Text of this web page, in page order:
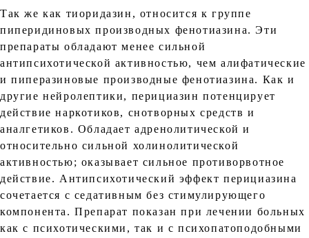
Так же как тиоридазин, относится к группе
пиперидиновых производных фенотиазина. Эти
препараты обладают менее сильной
антипсихотической активностью, чем алифатические
и пиперазиновые производные фенотиазина. Как и
другие нейролептики, перициазин потенцирует
действие наркотиков, снотворных средств и
аналгетиков. Обладает адренолитической и
относительно сильной холинолитической
активностью; оказывает сильное противорвотное
действие. Антипсихотический эффект перициазина
сочетается с седативным без стимулирующего
компонента. Препарат показан при лечении больных
как с психотическими, так и с психопатоподобными